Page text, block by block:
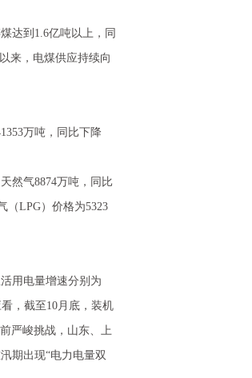
达到1.6亿吨以上，同
来，电煤供应持续向
万吨，同比下降
然气8874万吨，同比
（LPG）价格为5323
用电量增速分别为
，截至10月底，装机
严峻挑战，山东、上
期出现“电力电量双